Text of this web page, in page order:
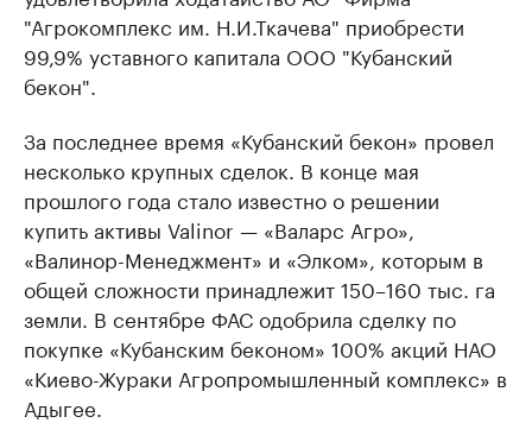
"Агрокомплекс им. Н.И.Ткачева" приобрести
99,9% уставного капитала ООО "Кубанский
бекон".
За последнее время «Кубанский бекон» провел
несколько крупных сделок. В конце мая
прошлого года стало известно о решении
купить активы Valinor — «Валарс Агро»,
«Валинор-Менеджмент» и «Элком», которым в
общей сложности принадлежит 150–160 тыс. га
земли. В сентябре ФАС одобрила сделку по
покупке «Кубанским беконом» 100% акций НАО
«Киево-Жураки Агропромышленный комплекс» в
Адыгее.